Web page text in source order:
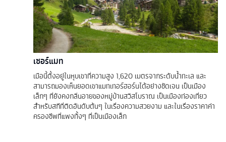
เซอร์แมท
เมือนี้ตั้งอยู่ในหุบเขาที่ความสูง 1,620 เมตรจากระดับน้ำทะเล และ
สามารถมองเห็นยอดเขาแมทเทอร์ฮอร์นได้อย่างชัดเจน เป็นเมือง
เล็กๆ ที่ยังคงกลิ่นอายของหมู่บ้านสวิสโบราณ เป็นเมืองท่องเที่ยว
สำหรับสกีที่ติดอันดับต้นๆ ในเรื่องความสวยงาม และในเรื่องราคาค่า
ครองชีพที่แพงทั้งๆ ที่เป็นเมืองเล็ก